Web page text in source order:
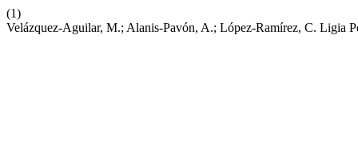
(1)
Velázquez-Aguilar, M.; Alanis-Pavón, A.; López-Ramírez, C. Ligia